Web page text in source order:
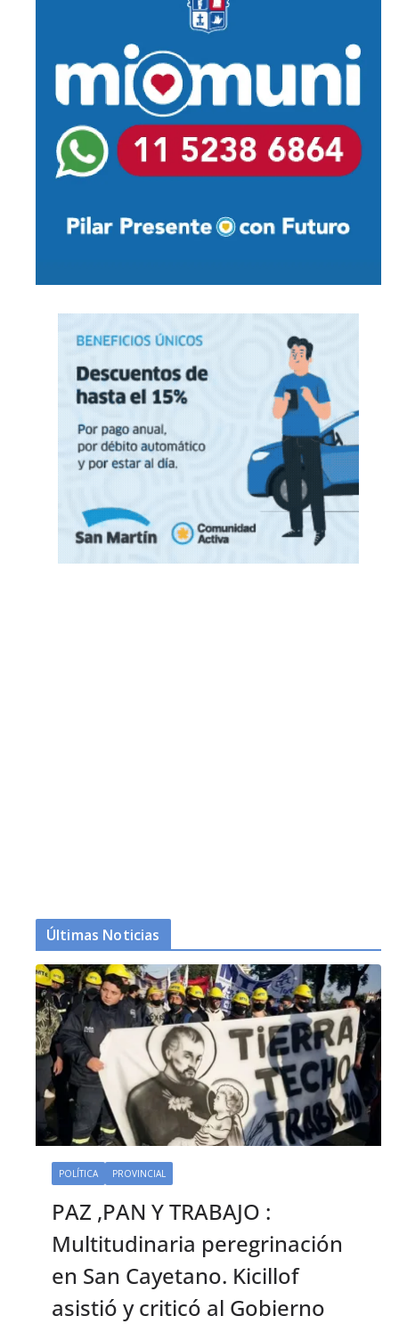
Últimas Noticias
POLÍTICA PROVINCIAL
PAZ ,PAN Y TRABAJO :
Multitudinaria peregrinación
en San Cayetano. Kicillof
asistió y criticó al Gobierno